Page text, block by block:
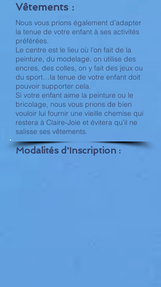
Vêtements :
Nous vous prions également d’adapter
la tenue de votre enfant à ses activités
préférées.
Le centre est le lieu où l’on fait de la
peinture, du modelage, on utilise des
encres, des colles, on y fait des jeux ou
du sport…la tenue de votre enfant doit
pouvoir supporter cela.
Si votre enfant aime la peinture ou le
bricolage, nous vous prions de bien
vouloir lui fournir une vieille chemise qui
restera à Claire-Joie et évitera qu’il ne
salisse ses vêtements.
Modalités d'Inscription :